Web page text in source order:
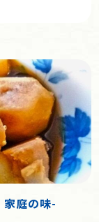
庭の味-